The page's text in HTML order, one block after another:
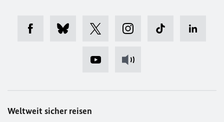
Weltweit sicher reisen